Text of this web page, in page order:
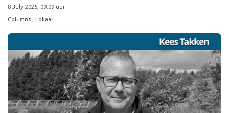
8 July 2026, 09:09 uur
Columns , Lokaal